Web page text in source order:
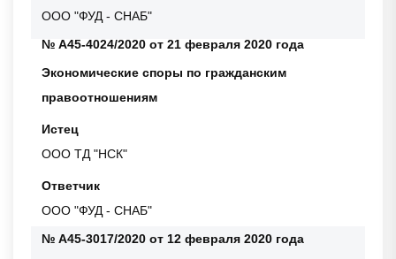
ООО "ФУД - СНАБ"
№ А45-4024/2020 от 21 февраля 2020 года
Экономические споры по гражданским
правоотношениям
Истец
ООО ТД "НСК"
Ответчик
ООО "ФУД - СНАБ"
№ А45-3017/2020 от 12 февраля 2020 года